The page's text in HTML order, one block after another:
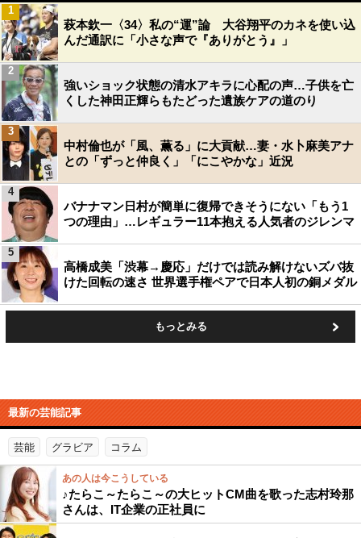
萩本欽一〈34〉私の“運”論 大谷翔平のカネを使い込
んだ通訳に「小さな声で『ありがとう』」
1
強いショック状態の清水アキラに心配の声…子供を亡
くした神田正輝らもたどった遺族ケアの道のり
2
中村倫也が「風、薫る」に大貢献…妻・水卜麻美アナ
との「ずっと仲良く」「にこやかな」近況
3
バナナマン日村が簡単に復帰できそうにない「もう1
つの理由」…レギュラー11本抱える人気者のジレンマ
4
高橋成美「渋幕→慶応」だけでは読み解けないズバ抜
けた回転の速さ 世界選手権ペアで日本人初の銅メダル
5
もっとみる
最新の芸能記事
芸能 グラビア コラム
あの人は今こうしている
♪たらこ～たらこ～の大ヒットCM曲を歌った志村玲那
さんは、IT企業の正社員に